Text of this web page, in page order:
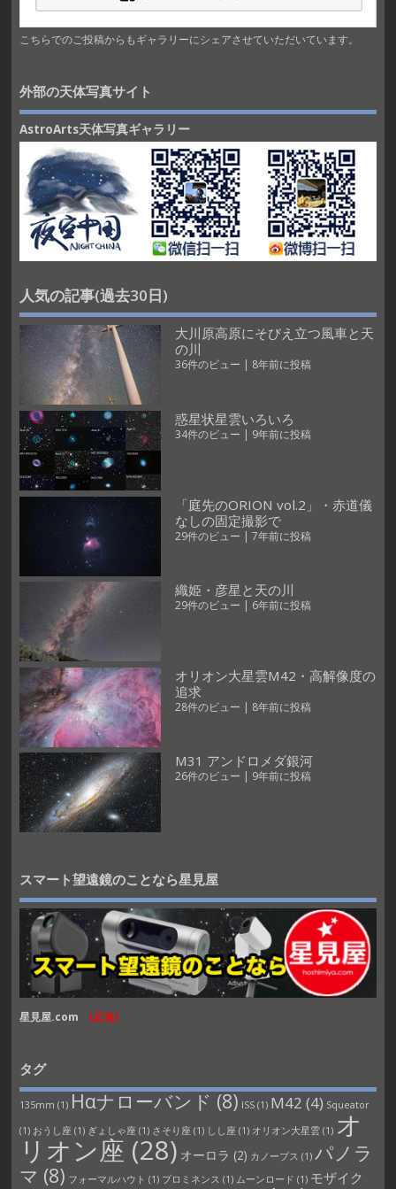
こちらでのご投稿からもギャラリーにシェアさせていただいています。
外部の天体写真サイト
AstroArts天体写真ギャラリー
人気の記事(過去30日)
大川原高原にそびえ立つ風車と天
の川
36件のビュー 8年前に投稿
惑星状星雲いろいろ
34件のビュー | 9年前に投稿
「庭先のORION vol.2」・赤道儀
なしの固定撮影で
29件のビュー | 7年前に投稿
織姫・彦星と天の川
29件のビュー | 6年前に投稿
オリオン大星雲M42・高解像度の
追求
28件のビュー | 8年前に投稿
M31 アンドロメダ銀河
26件のビュー | 9年前に投稿
スマート望遠鏡のことなら星見屋
星見屋.com (広告)
タグ
135mm (1) Hαナローバンド (8) ISS(1) M42 (4) Squeator
(1) おうし座 (1) ぎょしゃ座 (1) さそり座 (1) しし座 (1) オリオン大星雲(1) オ
リオン座 (28) オーロラ (2) カノープス (1) パノラ
マ (8) フォーマルハウト (1) プロミネンス (1) ムーンロード (1) モザイク